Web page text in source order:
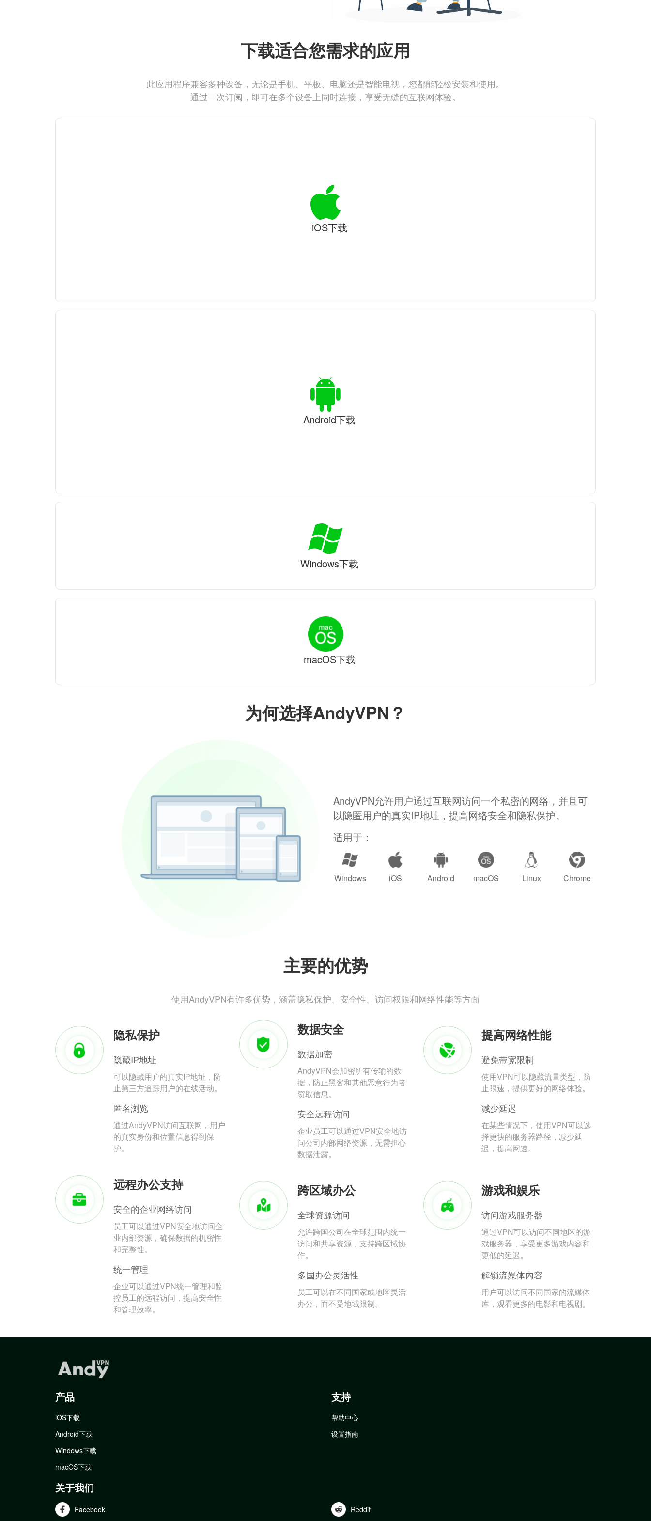
为何选择AndyVPN？
AndyVPN允许用户通过互联网访问一个私密的网络，并且可
以隐匿用户的真实IP地址，提高网络安全和隐私保护。
适用于：
Windows iOS Android macOS Linux Chrome
主要的优势
使用AndyVPN有许多优势，涵盖隐私保护、安全性、访问权限和网络性能等方面
隐私保护
隐藏IP地址
可以隐藏用户的真实IP地址，防
止第三方追踪用户的在线活动。
匿名浏览
通过AndyVPN访问互联网，用户
的真实身份和位置信息得到保
护。
数据安全
数据加密
AndyVPN会加密所有传输的数
据，防止黑客和其他恶意行为者
窃取信息。
安全远程访问
企业员工可以通过VPN安全地访
问公司内部网络资源，无需担心
数据泄露。
提高网络性能
避免带宽限制
使用VPN可以隐藏流量类型，防
止限速，提供更好的网络体验。
减少延迟
在某些情况下，使用VPN可以选
择更快的服务器路径，减少延
迟，提高网速。
远程办公支持
安全的企业网络访问
员工可以通过VPN安全地访问企
业内部资源，确保数据的机密性
和完整性。
统一管理
企业可以通过VPN统一管理和监
控员工的远程访问，提高安全性
和管理效率。
跨区域办公
全球资源访问
允许跨国公司在全球范围内统一
访问和共享资源，支持跨区域协
作。
多国办公灵活性
员工可以在不同国家或地区灵活
办公，而不受地域限制。
游戏和娱乐
访问游戏服务器
通过VPN可以访问不同地区的游
戏服务器，享受更多游戏内容和
更低的延迟。
解锁流媒体内容
用户可以访问不同国家的流媒体
库，观看更多的电影和电视剧。
下载适合您需求的应用
此应用程序兼容多种设备，无论是手机、平板、电脑还是智能电视，您都能轻松安装和使用。
通过一次订阅，即可在多个设备上同时连接，享受无缝的互联网体验。
iOS下载
Android下载
Windows下载
macOS下载
产品
iOS下载
Android下载
Windows下载
macOS下载
支持
帮助中心
设置指南
关于我们
Facebook Reddit